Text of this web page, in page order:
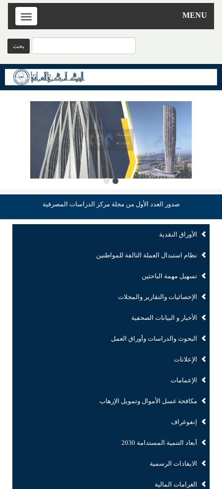
MENU
Toggle
صدور العدد الأول من مجلة مركز الدراسات المصرفية
الأوراق النقدية
نظام استبدال العملة التالفة للمواطنين
تسهيل مهمة الباحثين
الإحصائيات والتقارير والمجلات
الأخبار و البيانات الصحفية
البحوث والدراسات وأوراق العمل
الإعلانات
الإعمامات
مكافحة غسل الأموال وتمويل الإرهاب
إنفوغراف
أبعاد التنمية المستدامة 2030
الايفادات الرسمية
الغرامات المالية